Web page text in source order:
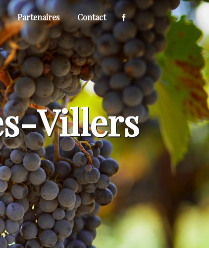
Partenaires Contact
Villers